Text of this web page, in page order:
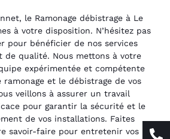
le Ramonage débistrage à Le
à votre disposition. N’hésitez pas
pour bénéficier de nos services
de qualité. Nous mettons à votre
expérimentée et compétente
et le débistrage de vos
veillons à assurer un travail
pour garantir la sécurité et le
de vos installations. Faites
savoir-faire pour entretenir vos